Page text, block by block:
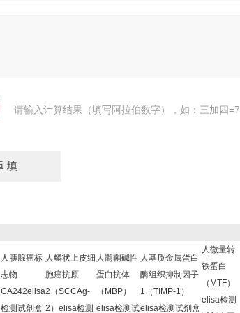
请输入计算结果（填写阿拉伯数字），如：三加四=7
人胰腺癌标
志物
CA242elisa
检测试剂盒
人鳞状上皮细
胞癌抗原
2（SCCAg-
2）elisa检测
人髓鞘碱性
蛋白抗体
（MBP）
elisa检测试
人基质金属蛋白
酶组织抑制因子
1（TIMP-1）
elisa检测试剂盒
人微量转
铁蛋白
（MTF）
elisa检测